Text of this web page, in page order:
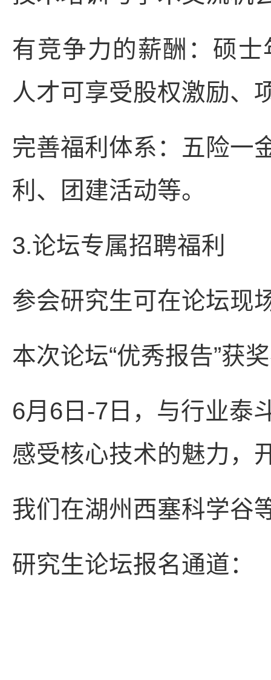
有竞争力的薪酬：硕
人才可享受股权激励、
完善福利体系：五险一
利、团建活动等。
3.论坛专属招聘福利
参会研究生可在论坛现
本次论坛“优秀报告”获
6月6日-7日，与行业泰
感受核心技术的魅力，
我们在湖州西塞科学谷
研究生论坛报名通道：